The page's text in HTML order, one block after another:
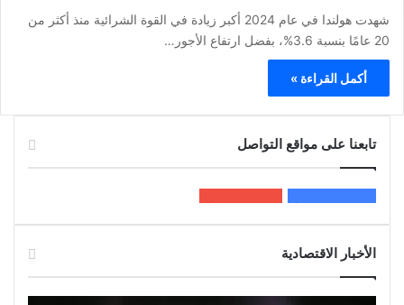
شهدت هولندا في عام 2024 أكبر زيادة في القوة الشرائية منذ أكثر من
20 عامًا بنسبة 3.6%، بفضل ارتفاع الأجور…
أكمل القراءة »
تابعنا على مواقع التواصل
الأخبار الاقتصادية